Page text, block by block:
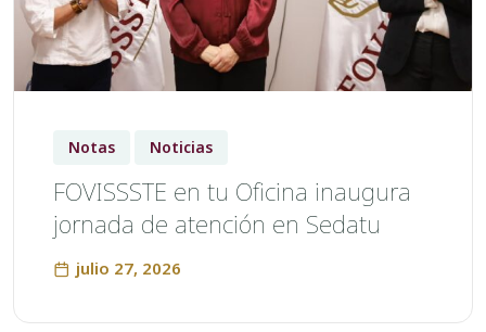
Notas Noticias
FOVISSSTE en tu Oficina inaugura
jornada de atención en Sedatu
julio 27, 2026